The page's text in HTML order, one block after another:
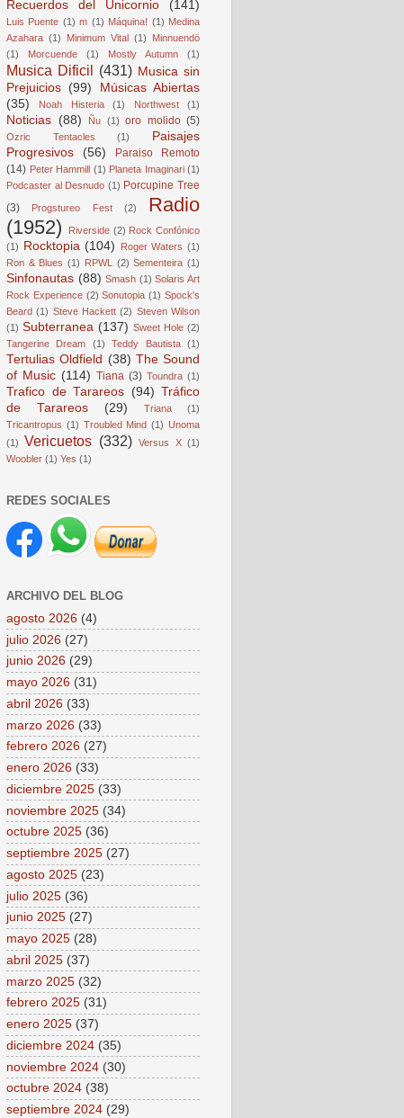
Recuerdos del Unicornio
(141)
Luis Puente (1) m (1) Máquina! (1) Medina
Azahara (1) Minimum Vital (1)
Minnuendö
(1)
Morcuende (1) Mostly Autumn (1)
Musica Dificil (431) Musica sin
Prejuicios (99)
Músicas Abiertas
(35)
Noah Histeria (1) Northwest (1)
Noticias (88) Ñu (1) oro molido (5)
Ozric Tentacles (1)
Paisajes
Progresivos
(56)
Paraiso Remoto
(14) Peter Hammill (1) Planeta Imaginari (1)
Podcaster al Desnudo (1) Porcupine Tree
(3)
Progstureo Fest (2)
Radio
(1952)
Riverside (2) Rock Confónico
(1) Rocktopia (104) Roger Waters (1)
Ron & Blues (1) RPWL (2) Sementeira (1)
Sinfonautas (88) Smash (1) Solaris Art
Rock Experience (2) Sonutopia (1) Spock's
Beard (1) Steve Hackett (2) Steven Wilson
(1) Subterranea (137) Sweet Hole (2)
Tangerine Dream
(1) Teddy Bautista (1)
Tertulias Oldfield (38) The Sound
of Music (114) Tiana (3) Toundra (1)
Trafico de Tarareos (94) Tráfico
de Tarareos
(29) Triana
(1)
Tricantropus (1) Troubled Mind (1) Unoma
(1)
Vericuetos (332) Versus X (1)
Woobler (1) Yes (1)
REDES SOCIALES
ARCHIVO DEL BLOG
agosto 2026 (4)
julio 2026 (27)
junio 2026 (29)
mayo 2026 (31)
abril 2026 (33)
marzo 2026 (33)
febrero 2026 (27)
enero 2026 (33)
diciembre 2025 (33)
noviembre 2025 (34)
octubre 2025 (36)
septiembre 2025 (27)
agosto 2025 (23)
julio 2025 (36)
junio 2025 (27)
mayo 2025 (28)
abril 2025 (37)
marzo 2025 (32)
febrero 2025 (31)
enero 2025 (37)
diciembre 2024 (35)
noviembre 2024 (30)
octubre 2024 (38)
septiembre 2024 (29)